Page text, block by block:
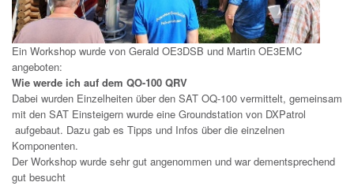
Ein Workshop wurde von Gerald OE3DSB und Martin OE3EMC
angeboten:
Wie werde ich auf dem QO-100 QRV
Dabei wurden Einzelheiten über den SAT OQ-100 vermittelt, gemeinsam
mit den SAT Einsteigern wurde eine Groundstation von DXPatrol
aufgebaut. Dazu gab es Tipps und Infos über die einzelnen
Komponenten.
Der Workshop wurde sehr gut angenommen und war dementsprechend
gut besucht